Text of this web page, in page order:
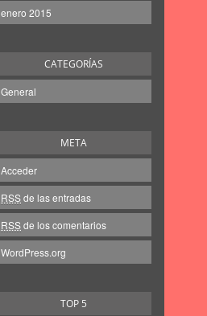
enero 2015
CATEGORÍAS
General
META
Acceder
RSSde las entradas
RSSde los comentarios
WordPress.org
TOP 5